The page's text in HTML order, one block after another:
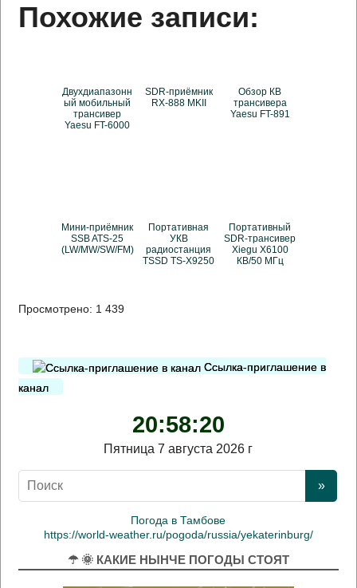
Похожие записи:
Двухдиапазонн
ый мобильный
трансивер
Yaesu FT-6000
SDR-приёмник
RX-888 MKII
Обзор КВ
трансивера
Yaesu FT-891
Мини-приёмник
SSB ATS-25
(LW/MW/SW/FM)
Портативная
УКВ
радиостанция
TSSD TS-X9250
Портативный
SDR-трансивер
Xiegu X6100
КВ/50 МГц
Просмотрено: 1 439
Ссылка-приглашение в
канал
20:58:21
Пятница 7 августа 2026 г
Погода в Тамбове
https://world-weather.ru/pogoda/russia/yekaterinburg/
☂ 🌞 КАКИЕ НЫНЧЕ ПОГОДЫ СТОЯТ